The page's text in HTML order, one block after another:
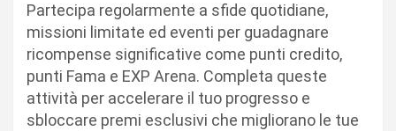
Partecipa regolarmente a sfide quotidiane,
missioni limitate ed eventi per guadagnare
ricompense significative come punti credito,
punti Fama e EXP Arena. Completa queste
attività per accelerare il tuo progresso e
sbloccare premi esclusivi che migliorano le tue